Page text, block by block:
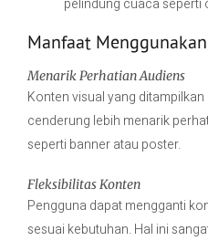
pelindung cuaca seperti
Manfaat
Menarik Perhatian Audiens
Konten visual yang
cenderung lebih menarik
seperti banner atau poster.
Fleksibilitas Konten
Pengguna dapat mengganti
sesuai kebutuhan. Hal ini